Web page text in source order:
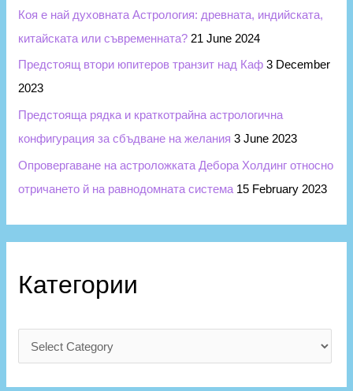
Коя е най духовната Астрология: древната, индийската,
китайската или съвременната? 21 June 2024
Предстоящ втори юпитеров транзит над Каф 3 December
2023
Предстояща рядка и краткотрайна астрологична
конфигурация за сбъдване на желания 3 June 2023
Опровергаване на астроложката Дебора Холдинг относно
отричането й на равнодомната система 15 February 2023
Категории